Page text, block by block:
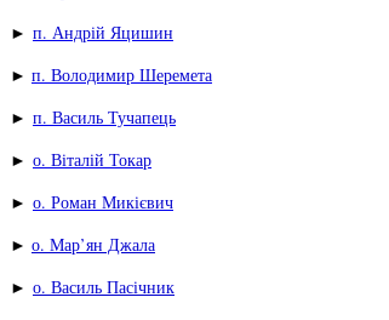
► п. Андрій Яцишин
► п. Володимир Шеремета
► п. Василь Тучапець
► о. Віталій Токар
► о. Роман Микієвич
► о. Мар’ян Джала
► о. Василь Пасічник